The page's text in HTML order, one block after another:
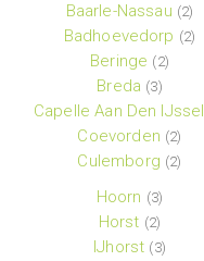
Baarle-Nassau (2)
Badhoevedorp (2)
Beringe (2)
Breda (3)
Capelle Aan Den IJssel
Coevorden (2)
Culemborg (2)
Hoorn (3)
Horst (2)
IJhorst (3)